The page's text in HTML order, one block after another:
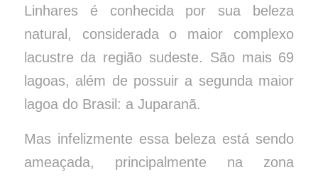
Linhares é conhecida por sua beleza
natural, considerada o maior complexo
lacustre da região sudeste. São mais 69
lagoas, além de possuir a segunda maior
lagoa do Brasil: a Juparanã.
Mas infelizmente essa beleza está sendo
ameaçada, principalmente na zona